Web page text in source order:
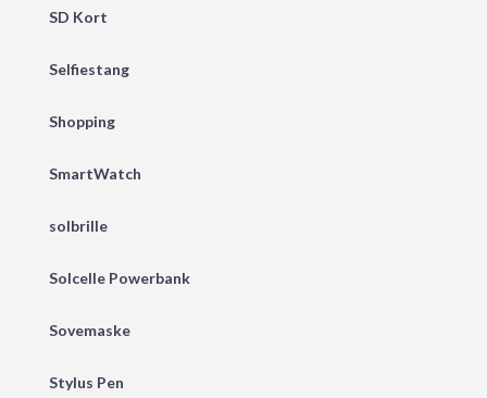
SD Kort
Selfiestang
Shopping
SmartWatch
solbrille
Solcelle Powerbank
Sovemaske
Stylus Pen